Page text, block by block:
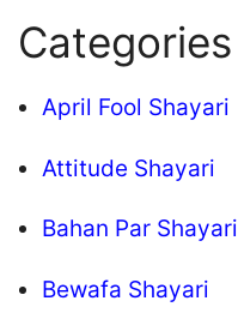
Categories
April Fool Shayari
Attitude Shayari
Bahan Par Shayari
Bewafa Shayari